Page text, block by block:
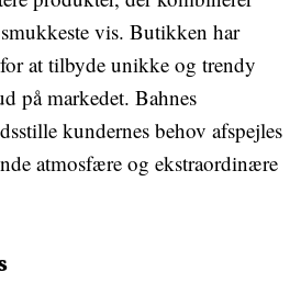
vis. Butikken har
at tilbyde unikke og trendy
på markedet. Bahnes
kundernes behov afspejles
atmosfære og ekstraordinære